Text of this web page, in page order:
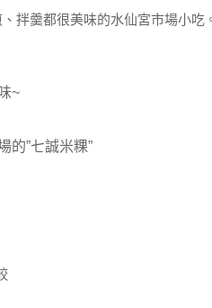
~
的”七誠米粿”